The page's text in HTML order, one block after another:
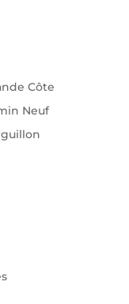
Côte
Neuf